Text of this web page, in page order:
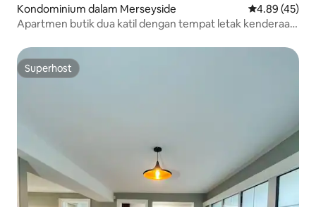
Kondominium dalam Merseyside Penarafan
4.89 (45)
Apartmen butik dua katil dengan tempat letak kenderaan
Superhost
Superhost